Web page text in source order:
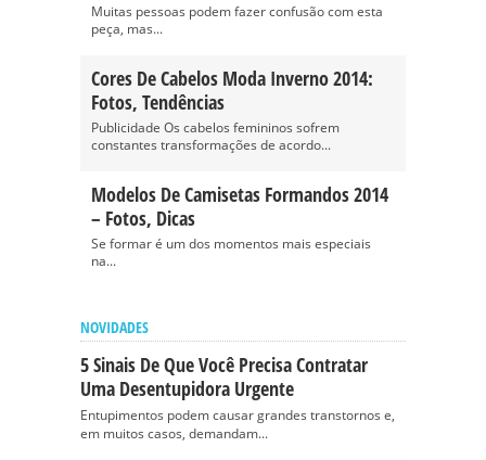
Muitas pessoas podem fazer confusão com esta
peça, mas...
Cores De Cabelos Moda Inverno 2014:
Fotos, Tendências
Publicidade Os cabelos femininos sofrem
constantes transformações de acordo...
Modelos De Camisetas Formandos 2014
– Fotos, Dicas
Se formar é um dos momentos mais especiais
na...
NOVIDADES
5 Sinais De Que Você Precisa Contratar
Uma Desentupidora Urgente
Entupimentos podem causar grandes transtornos e,
em muitos casos, demandam...